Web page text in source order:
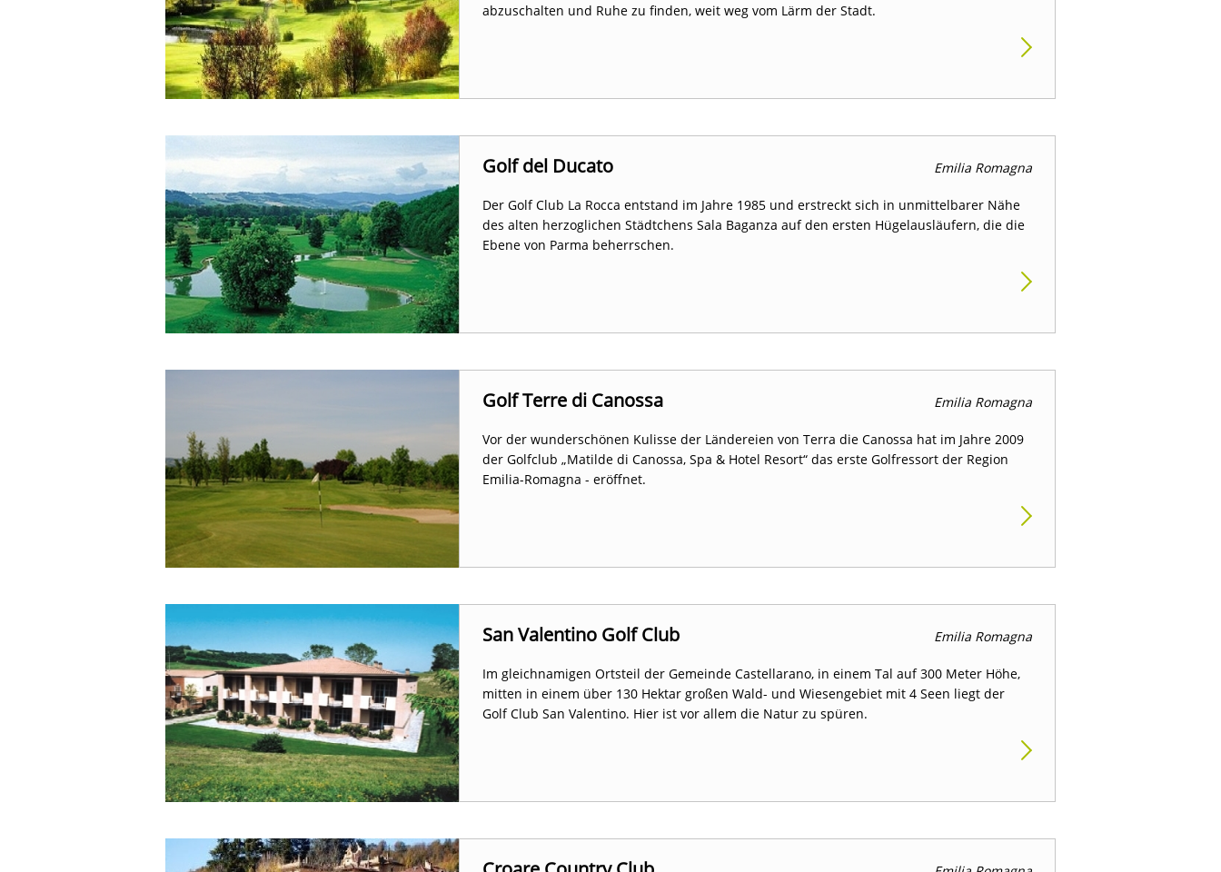
abzuschalten und Ruhe zu finden, weit weg vom Lärm der Stadt.
Emilia Romagna
Golf del Ducato
Der Golf Club La Rocca entstand im Jahre 1985 und erstreckt sich in unmittelbarer Nähe
des alten herzoglichen Städtchens Sala Baganza auf den ersten Hügelausläufern, die die
Ebene von Parma beherrschen.
Emilia Romagna
Golf Terre di Canossa
Vor der wunderschönen Kulisse der Ländereien von Terra die Canossa hat im Jahre 2009
der Golfclub „Matilde di Canossa, Spa & Hotel Resort“ das erste Golfressort der Region
Emilia-Romagna - eröffnet.
Emilia Romagna
San Valentino Golf Club
Im gleichnamigen Ortsteil der Gemeinde Castellarano, in einem Tal auf 300 Meter Höhe,
mitten in einem über 130 Hektar großen Wald- und Wiesengebiet mit 4 Seen liegt der
Golf Club San Valentino. Hier ist vor allem die Natur zu spüren.